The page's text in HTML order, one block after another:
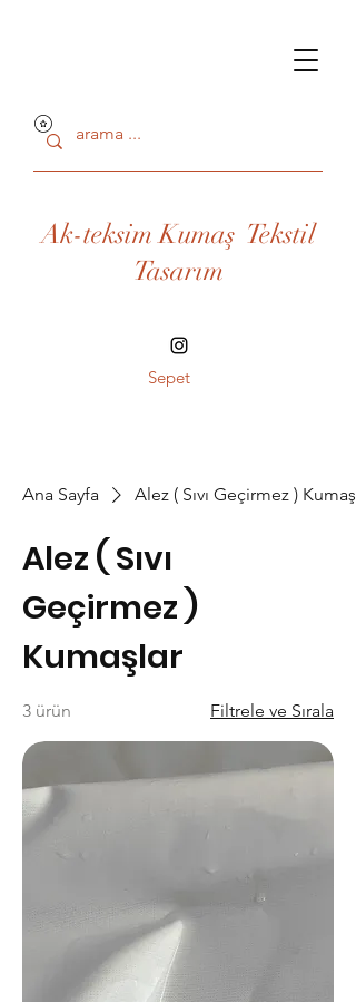
Ak-teksim Kumaş Tekstil
Tasarım
Sepet
Ana Sayfa Alez ( Sıvı Geçirmez )
Alez ( Sıvı
Geçirmez )
Kumaşlar
3 ürün Filtrele ve Sırala